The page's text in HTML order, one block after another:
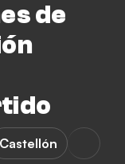
de
Castellón